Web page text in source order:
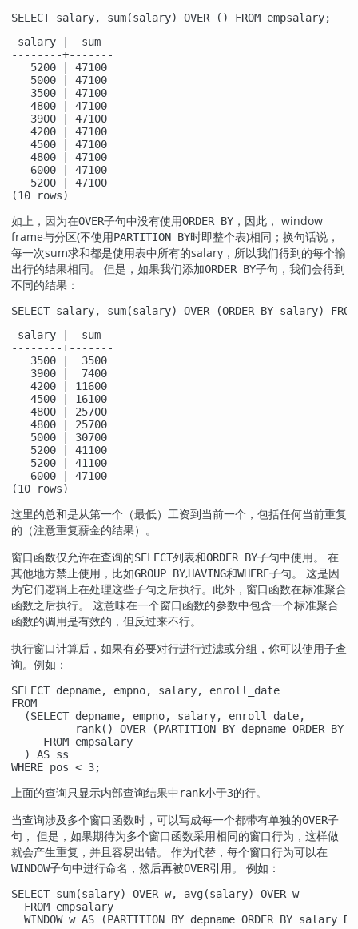
SELECT salary, sum(salary) OVER () FROM empsalary;
salary |  sum
--------+-------
   5200 | 47100
   5000 | 47100
   3500 | 47100
   4800 | 47100
   3900 | 47100
   4200 | 47100
   4500 | 47100
   4800 | 47100
   6000 | 47100
   5200 | 47100
(10 rows)
如上，因为在OVER子句中没有使用ORDER BY ，因此， window
frame与分区(不使用PARTITION BY时即整个表)相同；换句话说，
每一次sum求和都是使用表中所有的salary，所以我们得到的每个输
出行的结果相同。 但是，如果我们添加ORDER BY子句，我们会得到
不同的结果：
SELECT salary, sum(salary) OVER (ORDER BY salary)
salary |  sum
--------+-------
   3500 |  3500
   3900 |  7400
   4200 | 11600
   4500 | 16100
   4800 | 25700
   4800 | 25700
   5000 | 30700
   5200 | 41100
   5200 | 41100
   6000 | 47100
(10 rows)
这里的总和是从第一个（最低）工资到当前一个，包括任何当前重复
的（注意重复薪金的结果）。
窗口函数仅允许在查询的SELECT列表和ORDER BY子句中使用。 在
其他地方禁止使用，比如GROUP BY,HAVING和WHERE子句。 这是因
为它们逻辑上在处理这些子句之后执行。此外，窗口函数在标准聚合
函数之后执行。 这意味在一个窗口函数的参数中包含一个标准聚合
函数的调用是有效的，但反过来不行。
执行窗口计算后，如果有必要对行进行过滤或分组，你可以使用子查
询。例如：
SELECT depname, empno, salary, enroll_date
FROM
  (SELECT depname, empno, salary, enroll_date,
rank() OVER (PARTITION BY depname ORDER BY
     FROM empsalary
  ) AS ss
WHERE pos < 3;
上面的查询只显示内部查询结果中 rank小于3的行。
当查询涉及多个窗口函数时，可以写成每一个都带有单独的OVER子
句， 但是，如果期待为多个窗口函数采用相同的窗口行为，这样做
就会产生重复，并且容易出错。 作为代替，每个窗口行为可以在
WINDOW子句中进行命名，然后再被OVER引用。 例如：
SELECT sum(salary) OVER w, avg(salary) OVER w
  FROM empsalary
WINDOW w AS (PARTITION BY depname ORDER BY salary